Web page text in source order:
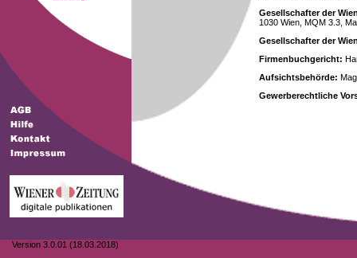
Version 3.0.01 (18.03.2018)
Gesellschafter der
1030 Wien, MQM 3.3,
Gesellschafter der
Firmenbuchgericht:
Aufsichtsbehörde:
Gewerberechtliche